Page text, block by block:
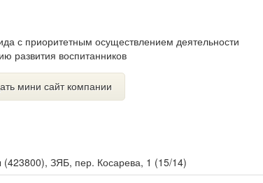
с приоритетным осуществлением деятельности
развития воспитанников
мини сайт компании
(423800), ЗЯБ, пер. Косарева, 1 (15/14)